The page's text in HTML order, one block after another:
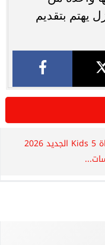
يهتم بتقديم
اضبط الآن.. تردد قناة 5 Kids الجديد 2026